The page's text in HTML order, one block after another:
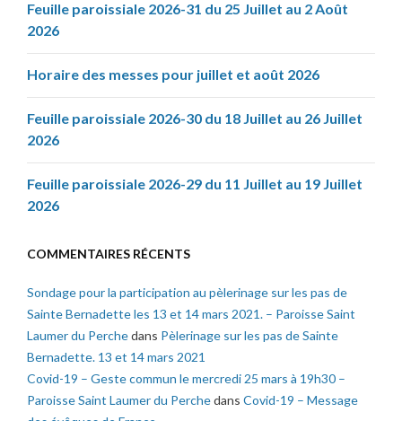
Feuille paroissiale 2026-31 du 25 Juillet au 2 Août
2026
Horaire des messes pour juillet et août 2026
Feuille paroissiale 2026-30 du 18 Juillet au 26 Juillet
2026
Feuille paroissiale 2026-29 du 11 Juillet au 19 Juillet
2026
COMMENTAIRES RÉCENTS
Sondage pour la participation au pèlerinage sur les pas de
Sainte Bernadette les 13 et 14 mars 2021. – Paroisse Saint
Laumer du Perchedans Pèlerinage sur les pas de Sainte
Bernadette. 13 et 14 mars 2021
Covid-19 – Geste commun le mercredi 25 mars à 19h30 –
Paroisse Saint Laumer du Perchedans Covid-19 – Message